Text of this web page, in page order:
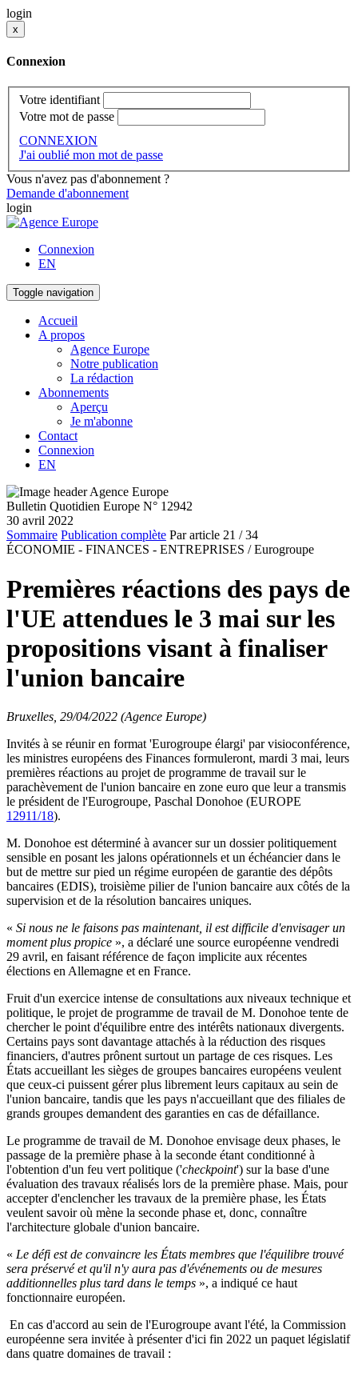
login
x
Connexion
Votre identifiant
Votre mot de passe
CONNEXION
J'ai oublié mon mot de passe
Vous n'avez pas d'abonnement ?
Demande d'abonnement
login
Connexion
EN
Toggle navigation
Accueil
A propos
Agence Europe
Notre publication
La rédaction
Abonnements
Aperçu
Je m'abonne
Contact
Connexion
EN
Bulletin Quotidien Europe N° 12942
30 avril 2022
Sommaire Publication complète Par article 21 / 34
ÉCONOMIE - FINANCES - ENTREPRISES / Eurogroupe
Premières réactions des pays de
l'UE attendues le 3 mai sur les
propositions visant à finaliser
l'union bancaire
Bruxelles, 29/04/2022 (Agence Europe)
Invités à se réunir en format 'Eurogroupe élargi' par visioconférence,
les ministres européens des Finances formuleront, mardi 3 mai, leurs
premières réactions au projet de programme de travail sur le
parachèvement de l'union bancaire en zone euro que leur a transmis
le président de l'Eurogroupe, Paschal Donohoe (EUROPE
12911/18).
M. Donohoe est déterminé à avancer sur un dossier politiquement
sensible en posant les jalons opérationnels et un échéancier dans le
but de mettre sur pied un régime européen de garantie des dépôts
bancaires (EDIS), troisième pilier de l'union bancaire aux côtés de la
supervision et de la résolution bancaires uniques.
« Si nous ne le faisons pas maintenant, il est difficile d'envisager un
moment plus propice », a déclaré une source européenne vendredi
29 avril, en faisant référence de façon implicite aux récentes
élections en Allemagne et en France.
Fruit d'un exercice intense de consultations aux niveaux technique et
politique, le projet de programme de travail de M. Donohoe tente de
chercher le point d'équilibre entre des intérêts nationaux divergents.
Certains pays sont davantage attachés à la réduction des risques
financiers, d'autres prônent surtout un partage de ces risques. Les
États accueillant les sièges de groupes bancaires européens veulent
que ceux-ci puissent gérer plus librement leurs capitaux au sein de
l'union bancaire, tandis que les pays n'accueillant que des filiales de
grands groupes demandent des garanties en cas de défaillance.
Le programme de travail de M. Donohoe envisage deux phases, le
passage de la première phase à la seconde étant conditionné à
l'obtention d'un feu vert politique ('checkpoint') sur la base d'une
évaluation des travaux réalisés lors de la première phase. Mais, pour
accepter d'enclencher les travaux de la première phase, les États
veulent savoir où mène la seconde phase et, donc, connaître
l'architecture globale d'union bancaire.
« Le défi est de convaincre les États membres que l'équilibre trouvé
sera préservé et qu'il n'y aura pas d'événements ou de mesures
additionnelles plus tard dans le temps », a indiqué ce haut
fonctionnaire européen.
En cas d'accord au sein de l'Eurogroupe avant l'été, la Commission
européenne sera invitée à présenter d'ici fin 2022 un paquet législatif
dans quatre domaines de travail :